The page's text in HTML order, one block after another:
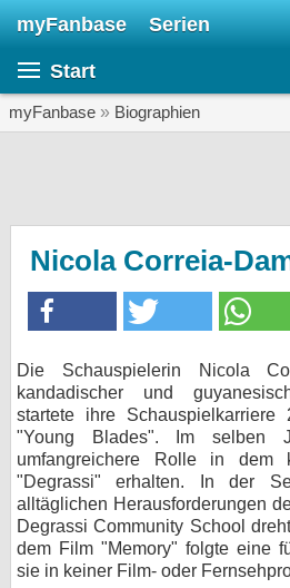
myFanbase Serien
Start
myFanbase » Biographien
Nicola Correia-
Die Schauspielerin Nicola
kandadischer und
startete ihre
"Young Blades". Im selben
umfangreichere Rolle in dem
"Degrassi" erhalten. In der
alltäglichen Herausforderungen
Degrassi Community School
dem Film "Memory" folgte eine
sie in keiner Film- oder
KULTUR
Specials
SERVICE
Forum
bei X
bei